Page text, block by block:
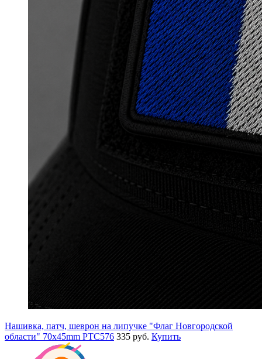
Нашивка, патч, шеврон на липучке "Флаг Новгородской
области" 70x45mm PTC576 335 руб. Купить